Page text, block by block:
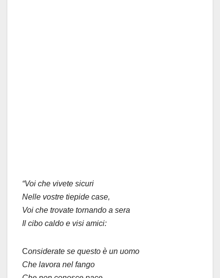
“Voi che vivete sicuri
Nelle vostre tiepide case,
Voi che trovate tornando a sera
Il cibo caldo e visi amici:
Considerate se questo è un uomo
Che lavora nel fango